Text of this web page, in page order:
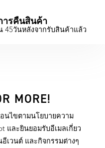
ารคืนสินค้า
45วันหลังจากรับสินค้าแล้ว
MORE!
นไขตามนโยบายความ
และยินยอมรับอีเมลเกี่ยว
เวนต์ และกิจกรรมต่างๆ